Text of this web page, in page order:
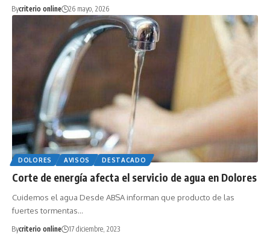
Bycriterio online 26 mayo, 2026
DOLORES AVISOS DESTACADO
Corte de energía afecta el servicio de agua en Dolores
Cuidemos el agua Desde ABSA informan que producto de las
fuertes tormentas…
Bycriterio online 17 diciembre, 2023